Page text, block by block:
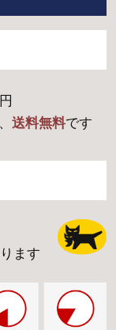
円
送料無料です
ます